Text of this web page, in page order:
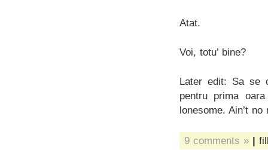
Atat.
Voi, totu’ bine?
Later edit: Sa se
pentru prima
lonesome. Ain’t
9 comments » |